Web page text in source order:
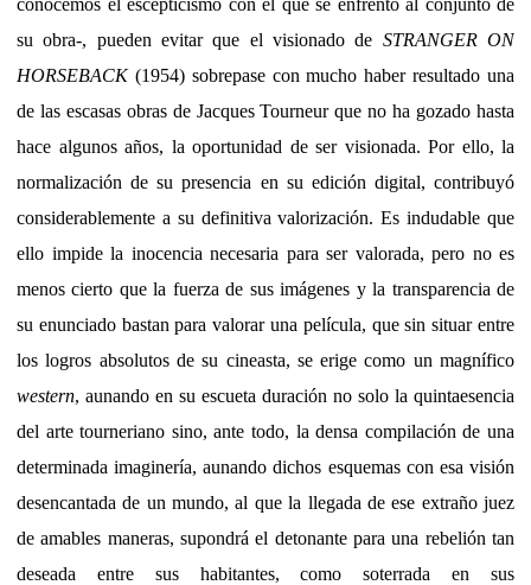
su obra-, pueden evitar que el visionado de STRANGER ON
HORSEBACK(1954) sobrepase con mucho haber resultado una
de las escasas obras de Jacques Tourneur que no ha gozado hasta
hace algunos años, la oportunidad de ser visionada. Por ello, la
normalización de su presencia en su edición digital, contribuyó
considerablemente a su definitiva valorización. Es indudable que
ello impide la inocencia necesaria para ser valorada, pero no es
menos cierto que la fuerza de sus imágenes y la transparencia de
su enunciado bastan para valorar una película, que sin situar entre
los logros absolutos de su cineasta, se erige como un magnífico
western, aunando en su escueta duración no solo la quintaesencia
del arte tourneriano sino, ante todo, la densa compilación de una
determinada imaginería, aunando dichos esquemas con esa visión
desencantada de un mundo, al que la llegada de ese extraño juez
de amables maneras, supondrá el detonante para una rebelión tan
deseada entre sus habitantes, como soterrada en sus